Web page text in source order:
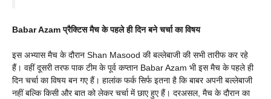
Babar Azam प्रैक्टिस मैच के पहले ही दिन बने चर्चा का विषय
इस अभ्यास मैच के दौरान Shan Masood की बल्लेबाजी की सभी तारीफ कर रहे
हैं। वहीं दूसरी तरफ पाक टीम के पूर्व कप्तान Babar Azam भी इस मैच के पहले ही
दिन चर्चा का विषय बन गए हैं। हालांक फर्क सिर्फ इतना है कि बाबर अपनी बल्लेबाजी
नहीं बल्कि किसी और बात को लेकर चर्चा में छाए हुए हैं। दरअसल, मैच के दौरान का